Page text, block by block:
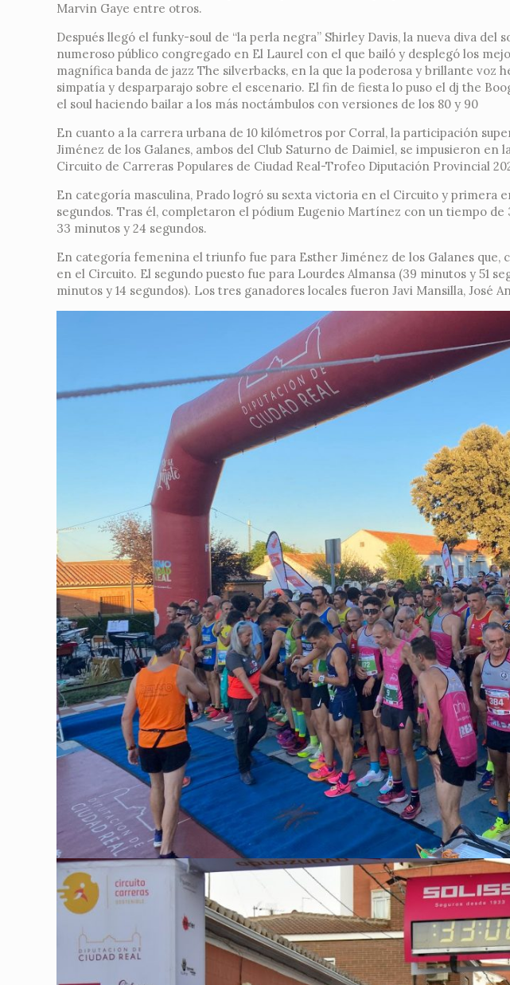
Marvin Gaye entre otros.
Después llegó el funky-soul de “la perla negra” Shirley Davis, la nueva diva
numeroso público congregado en El Laurel con el que bailó y desplegó los
magnífica banda de jazz The silverbacks, en la que la poderosa y brillante voz
simpatía y desparparajo sobre el escenario. El fin de fiesta lo puso el dj the
el soul haciendo bailar a los más noctámbulos con versiones de los 80 y 90
En cuanto a la carrera urbana de 10 kilómetros por Corral, la participación
Jiménez de los Galanes, ambos del Club Saturno de Daimiel, se impusieron en
Circuito de Carreras Populares de Ciudad Real-Trofeo Diputación Provincial
En categoría masculina, Prado logró su sexta victoria en el Circuito y primera
segundos. Tras él, completaron el pódium Eugenio Martínez con un tiempo de
33 minutos y 24 segundos.
En categoría femenina el triunfo fue para Esther Jiménez de los Galanes que,
en el Circuito. El segundo puesto fue para Lourdes Almansa (39 minutos y 51
minutos y 14 segundos). Los tres ganadores locales fueron Javi Mansilla, José